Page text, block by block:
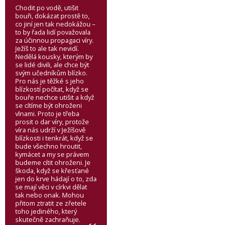
Chodit po vodě, utišit
bouři, dokázat prostě to,
co jiní jen tak nedokážou –
to by řada lidí považovala
za účinnou propagaci víry.
Ježíš to ale tak nevidí.
Nedělá kousky, kterým by
se lidé divili, ale chce být
svým učedníkům blízko.
Pro nás je těžké s jeho
blízkostí počítat, když se
bouře nechce utišit a když
se cítíme být ohroženi
vlnami. Proto je třeba
prosit o dar víry, protože
víra nás udrží v Ježíšově
blízkosti i tenkrát, když se
bude všechno hroutit,
kymácet a my se právem
budeme cítit ohroženi. Je
škoda, když se křesťané
jen do krve hádají o to, zda
se mají věci v církvi dělat
tak nebo onak. Mohou
přitom ztratit ze zřetele
toho jediného, který
skutečně zachraňuje.